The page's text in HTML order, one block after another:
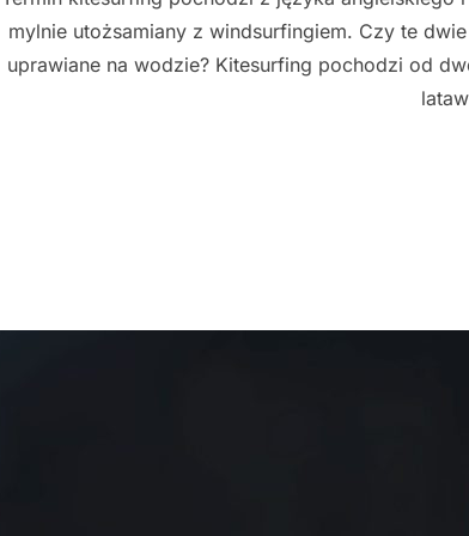
mylnie utożsamiany z windsurfingiem. Czy te
uprawiane na wodzie? Kitesurfing pochodzi od